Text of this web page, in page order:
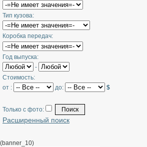
Тип кузова:
Коробка передач:
Год выпуска:
-
Стоимость:
от :
до: $
Только с фото:
Расширенный поиск
(banner_10)